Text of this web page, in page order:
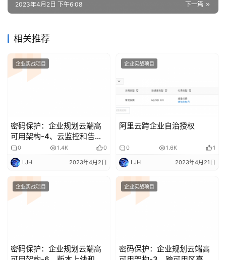
管
理
D
公
有
云
战
项
下一篇
2023年4月2日 下午6:08
相关推荐
企业实战项目
密码保护：企业规划云端高
可用架构-4、云监控和告警
配置-实验手册
0 1.4K 0
LJH 2023年4月2日
企业实战项目
阿里云跨企业自治授权
0 1.6K 1
LJH 2023年4月21日
企业实战项目
密码保护：企业规划云端高
企业实战项目
密码保护：企业规划云端高